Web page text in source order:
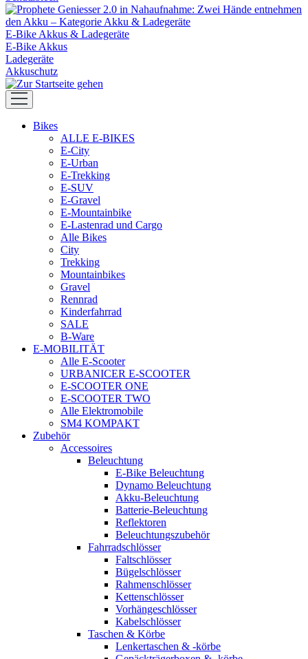
E-Bike Akkus & Ladegeräte
E-Bike Akkus
Ladegeräte
Akkuschutz
Bikes
ALLE E-BIKES
E-City
E-Urban
E-Trekking
E-SUV
E-Gravel
E-Mountainbike
E-Lastenrad und Cargo
Alle Bikes
City
Trekking
Mountainbikes
Gravel
Rennrad
Kinderfahrrad
SALE
B-Ware
E-MOBILITÄT
Alle E-Scooter
URBANICER E-SCOOTER
E-SCOOTER ONE
E-SCOOTER TWO
Alle Elektromobile
SM4 KOMPAKT
Zubehör
Accessoires
Beleuchtung
E-Bike Beleuchtung
Dynamo Beleuchtung
Akku-Beleuchtung
Batterie-Beleuchtung
Reflektoren
Beleuchtungszubehör
Fahrradschlösser
Faltschlösser
Bügelschlösser
Rahmenschlösser
Kettenschlösser
Vorhängeschlösser
Kabelschlösser
Taschen & Körbe
Lenkertaschen & -körbe